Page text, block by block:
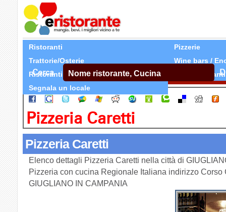
Ristoranti
Pizzerie
Trattorie/Osterie
Wine bars /
Ristoranti Etnici
Tutti Ristoranti
Segnala un locale
Cerca
Pizzeria Caretti
Pizzeria Caretti
Elenco dettagli Pizzeria Caretti nella città di
Pizzeria con cucina Regionale Italiana indirizzo Corso
GIUGLIANO IN CAMPANIA